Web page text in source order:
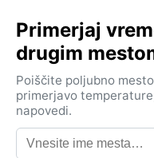
Po Köppnovi
podnebje (BSh).
temperaturami med 40
ko je zrak suh in
septembra prinese
vlago, a padavin je
so mile in sončne, s
Primerjaj
drugim
Poiščite poljubno
primerjavo
napovedi.